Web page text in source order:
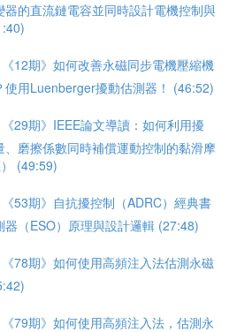
的直流鏈電容並同時設計電機控制與
12期》如何改善永磁同步電機壓縮機
使用Luenberger擾動估測器！ (46:52)
29期》IEEE論文導讀：如何利用擾
磨擦係數同時補償運動控制的黏滑摩
(49:59)
53期》自抗擾控制（ADRC）經典書
（ESO）原理與設計邏輯 (27:48)
78期》如何使用高頻注入法估測永磁
79期》如何使用高頻注入法，估測永